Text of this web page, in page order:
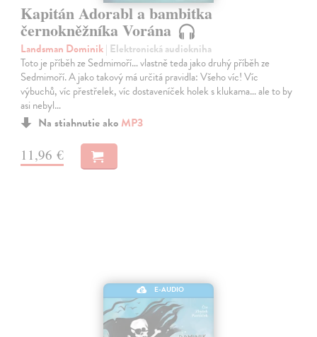
Kapitán Adorabl a bambitka
černokněžníka Vorána
Landsman Dominik| Elektronická audiokniha
Toto je příběh ze Sedmimoří… vlastně teda jako druhý příběh ze
Sedmimoří. A jako takový má určitá pravidla: Všeho víc! Víc
výbuchů, víc přestřelek, víc dostaveníček holek s klukama… ale to by
asi nebyl…
Na stiahnutie ako MP3
11,96 €
E-AUDIO